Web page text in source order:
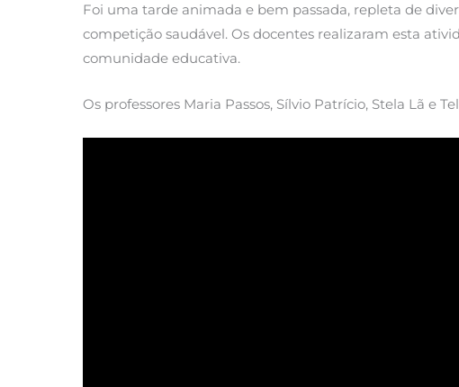
Foi uma tarde animada e bem passada, repleta de
competição saudável. Os docentes realizaram esta
comunidade educativa.
Os professores Maria Passos, Sílvio Patrício, Stela Lã e